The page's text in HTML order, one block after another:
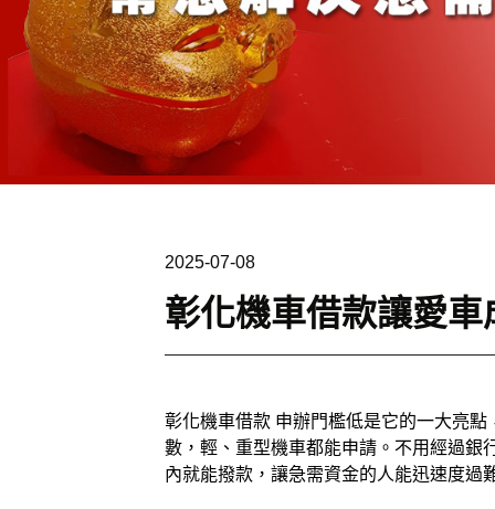
2025-07-08
彰化機車借款讓愛
彰化機車借款 申辦門檻低是它的一大亮
數，輕、重型機車都能申請。不用經過銀
內就能撥款，讓急需資金的人能迅速度過